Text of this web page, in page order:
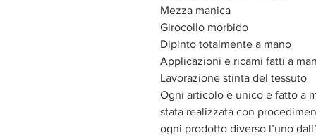
Mezza manica
Girocollo morbido
Dipinto totalmente a mano
Applicazioni e ricami fatti a
Lavorazione stinta del tessuto
Ogni articolo è unico e fatto a
stata realizzata con
ogni prodotto diverso l’uno